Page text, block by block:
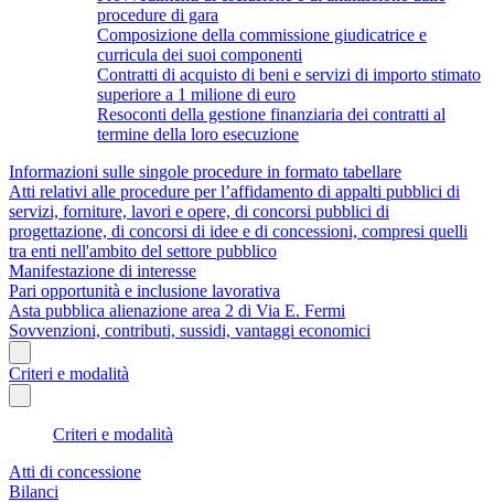
procedure di gara
Composizione della commissione giudicatrice e
curricula dei suoi componenti
Contratti di acquisto di beni e servizi di importo stimato
superiore a 1 milione di euro
Resoconti della gestione finanziaria dei contratti al
termine della loro esecuzione
Informazioni sulle singole procedure in formato tabellare
Atti relativi alle procedure per l’affidamento di appalti pubblici di
servizi, forniture, lavori e opere, di concorsi pubblici di
progettazione, di concorsi di idee e di concessioni, compresi quelli
tra enti nell'ambito del settore pubblico
Manifestazione di interesse
Pari opportunità e inclusione lavorativa
Asta pubblica alienazione area 2 di Via E. Fermi
Sovvenzioni, contributi, sussidi, vantaggi economici
Criteri e modalità
Criteri e modalità
Atti di concessione
Bilanci